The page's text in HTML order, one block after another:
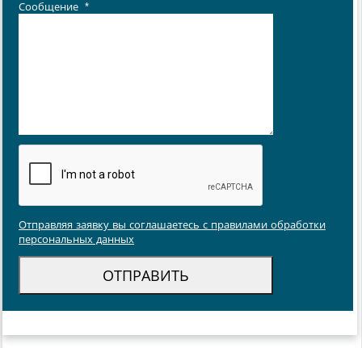
Сообщение *
Отправляя заявку вы соглашаетесь с правилами обработки
персональных данных